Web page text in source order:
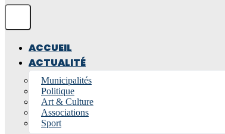
ACCUEIL
ACTUALITÉ
Municipalités
Politique
Art & Culture
Associations
Sport